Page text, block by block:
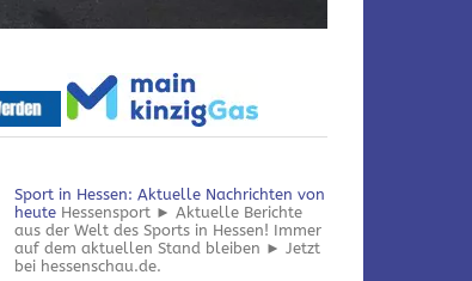
Sport in Hessen: Aktuelle Nachrichten von
heute Hessensport ► Aktuelle Berichte
aus der Welt des Sports in Hessen! Immer
auf dem aktuellen Stand bleiben ► Jetzt
bei hessenschau.de.